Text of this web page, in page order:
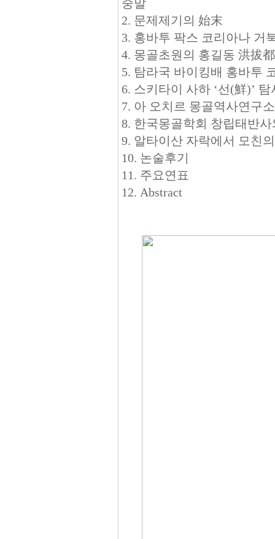
중말
2. 문제제기의 始末
3. 홍바투 팍스 코리아나 거
4. 몽골초원의 홍길동 洪拔
5. 탐라국 바이킹배 홍바투
6. 스키타이 사하 ‘선(鮮)’
7. 아 오치르 몽골역사연구
8. 한국몽골학회 창립태반
9. 알타이산 자락에서 모친
10. 논술후기
11. 주요연표
12. Abstract